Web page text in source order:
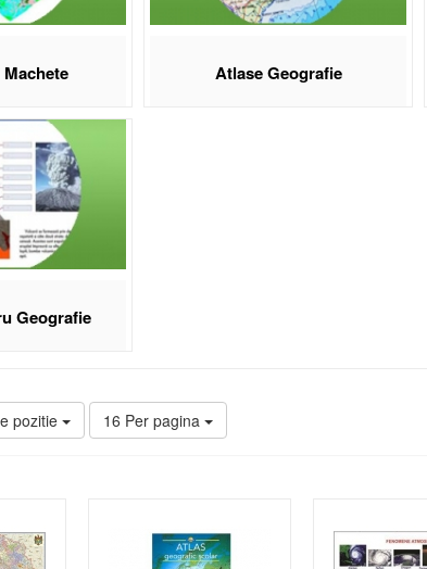
didactice Eduvolt
Atlase Geografie
Geografie
pozitie 16 Per pagina